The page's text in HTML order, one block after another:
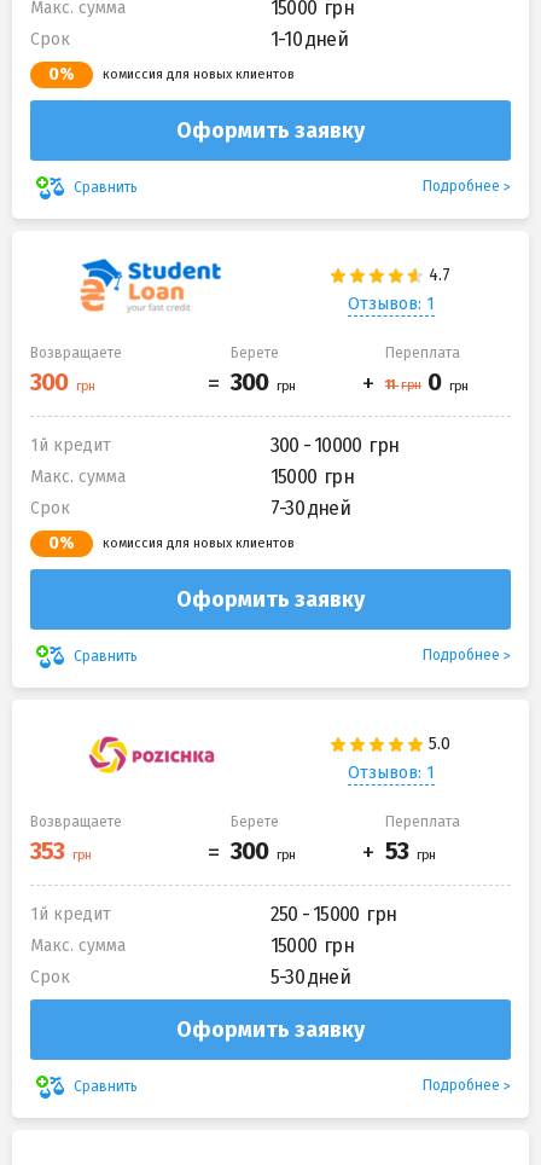
Макс. сумма 15000
Срок 1-10 дней
0% комиссия для новых клиентов
Оформить заявку
Сравнить Подробнее
Отзывов: 1
Возвращаете Берете Переплата
1й кредит 300 - 10000
Макс. сумма 15000
Срок 7-30 дней
0% комиссия для новых клиентов
Оформить заявку
Сравнить Подробнее
Отзывов: 1
Возвращаете Берете Переплата
1й кредит 250 - 15000
Макс. сумма 15000
Срок 5-30 дней
Оформить заявку
Сравнить Подробнее